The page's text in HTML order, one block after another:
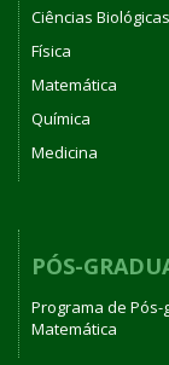
Ciências Biológicas
Física
Matemática
Química
Medicina
PÓS-
Programa de
Matemática